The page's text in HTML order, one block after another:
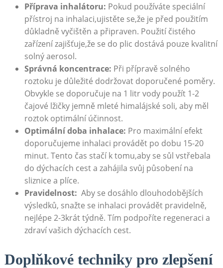
Příprava inhalátoru: Pokud používáte speciální
přístroj na inhalaci,ujistěte se,že je před použitím
důkladně vyčištěn ⁢a⁣ připraven. Použití čistého
zařízení‍ zajišťuje,že se do plic dostává pouze kvalitní
solný aerosol.
Správná⁣ koncentrace: Při přípravě ⁣solného⁢
roztoku ​je důležité dodržovat doporučené‍ poměry. ​
Obvykle⁤ se doporučuje na 1 litr vody použít 1-2
čajové⁢ lžičky jemně mleté himalájské soli, aby měl
roztok⁣ optimální účinnost.
Optimální doba inhalace: Pro maximální efekt
doporučujeme inhalaci provádět po dobu 15-20
minut. Tento ⁢čas ​stačí k tomu,aby se sůl vstřebala
do dýchacích cest a zahájila ‌svůj působení na
sliznice a ‍plíce.
Pravidelnost: ⁣ Aby se dosáhlo dlouhodobějších
výsledků, snažte se inhalaci provádět pravidelně,⁤
nejlépe 2-3krát týdně. Tím podpoříte regeneraci a
zdraví vašich dýchacích cest.
Doplňkové techniky pro zlepšení